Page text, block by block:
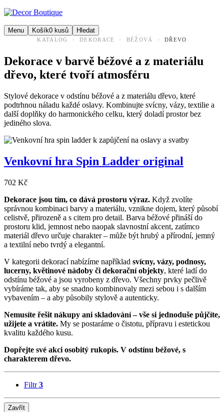
Menu Košík0 kusů Hledat
KATALOG › DEKORACE › BÉŽOVÁ › DŘEVO
Dekorace v barvě béžové a z materiálu
dřevo, které tvoří atmosféru
Stylové dekorace v odstínu béžové a z materiálu dřevo, které
podtrhnou náladu každé oslavy. Kombinujte svícny, vázy, textilie a
další doplňky do harmonického celku, který doladí prostor bez
jediného slova.
Venkovní hra Spin Ladder original
702 Kč
Dekorace jsou tím, co dává prostoru výraz. Když zvolíte
správnou kombinaci barvy a materiálu, vznikne dojem, který působí
celistvě, přirozeně a s citem pro detail. Barva béžové přináší do
prostoru klid, jemnost nebo naopak slavnostní akcent, zatímco
materiál dřevo určuje charakter – může být hrubý a přírodní, jemný
a textilní nebo tvrdý a elegantní.
V kategorii dekorací nabízíme například svícny, vázy, podnosy,
lucerny, květinové nádoby či dekorační objekty, které ladí do
odstínu béžové a jsou vyrobeny z dřevo. Všechny prvky pečlivě
vybíráme tak, aby se snadno kombinovaly mezi sebou i s dalším
vybavením – a aby působily stylově a autenticky.
Nemusíte řešit nákupy ani skladování – vše si jednoduše půjčíte,
užijete a vrátíte. My se postaráme o čistotu, přípravu i estetickou
kvalitu každého kusu.
Dopřejte své akci osobitý rukopis. V odstínu béžové, s
charakterem dřevo.
Filtr3
Zavřít